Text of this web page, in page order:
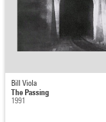
Bill Viola
The Passing
1991